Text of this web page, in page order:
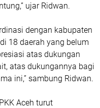
ujar Ridwan.
dengan kabupaten
18 daerah yang belum
atas dukungan
atas dukungannya bagi
ini,” sambung Ridwan.
Aceh turut